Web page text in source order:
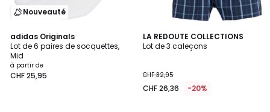
Nouveauté
adidas Originals
Lot de 6 paires de socquettes,
Mid
à partir de
CHF 25,95
4,9
/ 5
4
Couleurs
LA REDOUTE COLLECTIONS
Lot de 3 caleçons
CHF 32,95
CHF 26,36 -20%
4,8
/ 5